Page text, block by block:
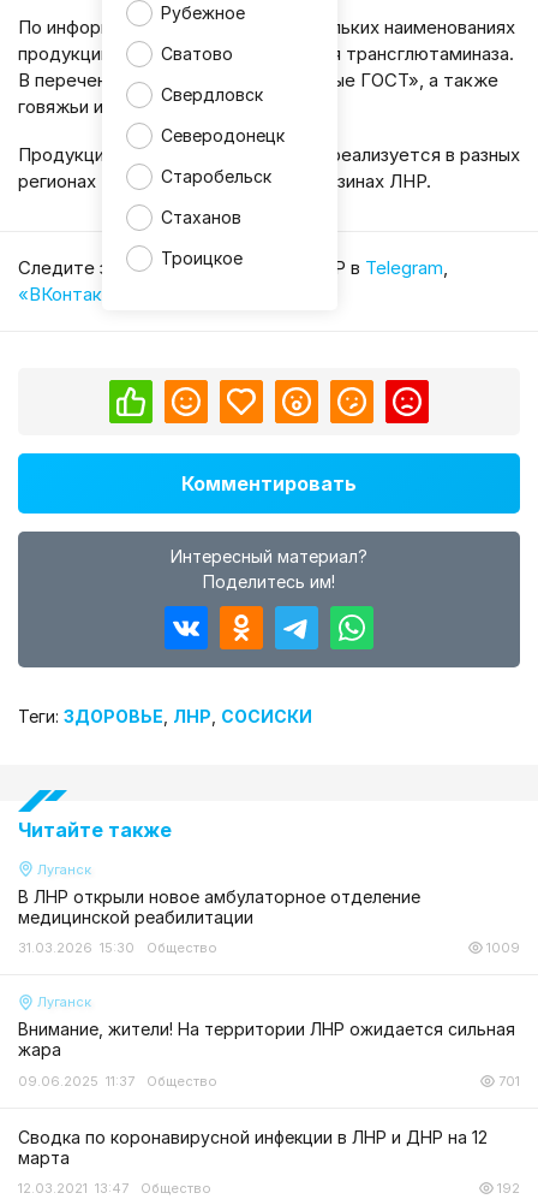
Рубежное
Сватово
Свердловск
Северодонецк
Старобельск
Стаханов
Троицкое
По информации ведомства, в нескольких наименованиях
продукции была выявлена микробная трансглютаминаза.
В перечень вошли «Сосиски молочные ГОСТ», а также
говяжьи и свиные сардельки.
Продукция данного производителя реализуется в разных
регионах России, в том числе в магазинах ЛНР.
Cледите за главными новостями ЛНР в Telegram,
«ВКонтакте»
Комментировать
Интересный материал?
Поделитесь им!
Теги: ЗДОРОВЬЕ ЛНР СОСИСКИ
Читайте также
Луганск
В ЛНР открыли новое амбулаторное отделение
медицинской реабилитации
31.03.2026 15:30 Общество 1009
Луганск
Внимание, жители! На территории ЛНР ожидается сильная
жара
09.06.2025 11:37 Общество 701
Сводка по коронавирусной инфекции в ЛНР и ДНР на 12
марта
12.03.2021 13:47 Общество 192